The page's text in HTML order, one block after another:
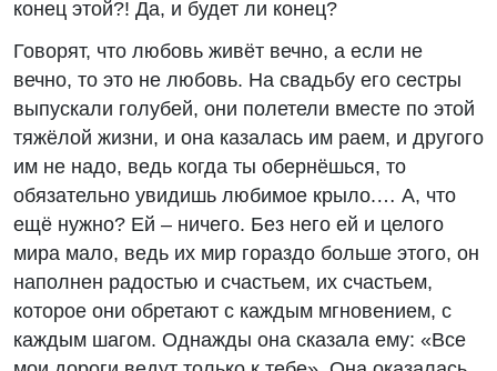
конец этой?! Да, и будет ли конец?
Говорят, что любовь живёт вечно, а если не
вечно, то это не любовь. На свадьбу его сестры
выпускали голубей, они полетели вместе по этой
тяжёлой жизни, и она казалась им раем, и другого
им не надо, ведь когда ты обернёшься, то
обязательно увидишь любимое крыло.… А, что
ещё нужно? Ей – ничего. Без него ей и целого
мира мало, ведь их мир гораздо больше этого, он
наполнен радостью и счастьем, их счастьем,
которое они обретают с каждым мгновением, с
каждым шагом. Однажды она сказала ему: «Все